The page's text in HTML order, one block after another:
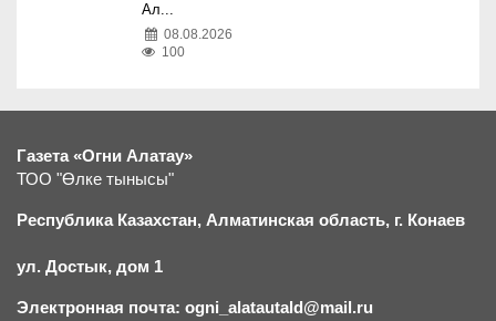
Ал...
08.08.2026
100
Газета «Огни Алатау»
ТОО "Өлке тынысы"
Республика Казахстан, Алматинская область, г. Конаев
ул. Достык, дом 1
Электронная почта: ogni_alatautald@mail.ru